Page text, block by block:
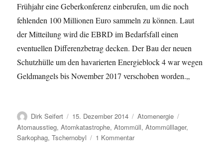
Frühjahr eine Geberkonferenz einberufen, um die noch
fehlenden 100 Millionen Euro sammeln zu können. Laut
der Mitteilung wird die EBRD im Bedarfsfall einen
eventuellen Differenzbetrag decken. Der Bau der neuen
Schutzhülle um den havarierten Energieblock 4 war wegen
Geldmangels bis November 2017 verschoben worden.„
Autor
Dirk Seifert
Veröffentlicht
am
15. Dezember 2014 Kategorien
Atomenergie
Atomausstieg,Atomkatastrophe,Atommüll,Atommülllager,
Sarkophag,Tschernobyl 1 Kommentarzu